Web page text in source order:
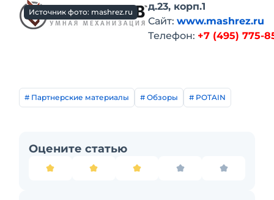
Источник фото: mashrez.ru
д.23, корп.1
Сайт: www.mashrez.ru
Телефон: +7 (495) 775-
# Партнерские материалы # Обзоры # POTAIN
Оцените статью